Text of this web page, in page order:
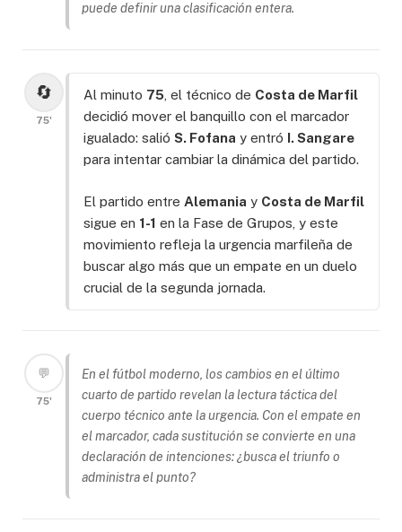
puede definir una clasificación entera.
🔄
75'
Al minuto 75 , el técnico de Costa de Marfil
decidió mover el banquillo con el marcador
igualado: salió S. Fofana y entró I. Sangare
para intentar cambiar la dinámica del partido.
El partido entre Alemania y Costa de Marfil
sigue en 1-1 en la Fase de Grupos, y este
movimiento refleja la urgencia marfileña de
buscar algo más que un empate en un duelo
crucial de la segunda jornada.
💬
75'
En el fútbol moderno, los cambios en el último
cuarto de partido revelan la lectura táctica del
cuerpo técnico ante la urgencia. Con el empate en
el marcador, cada sustitución se convierte en una
declaración de intenciones: ¿busca el triunfo o
administra el punto?